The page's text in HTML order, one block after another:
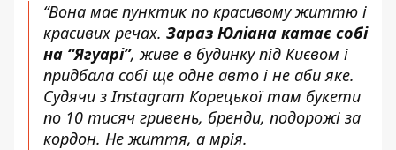
“Вона має пунктик по красивому життю і
красивих речах. Зараз Юліана катає собі
на “Ягуарі”, живе в будинку під Києвом і
придбала собі ще одне авто і не аби яке.
Судячи з Instagram Корецької там букети
по 10 тисяч гривень, бренди, подорожі за
кордон. Не життя, а мрія.